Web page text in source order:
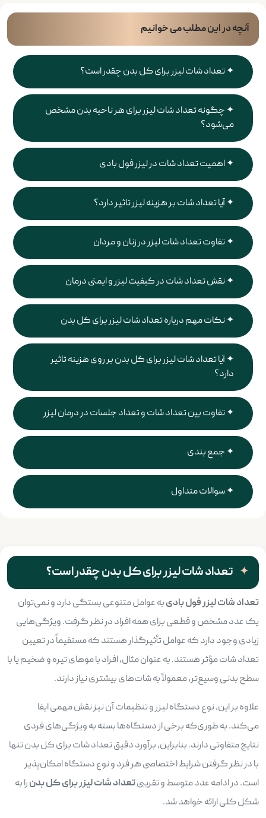
آنچه در این مطلب می خوانیم
تعداد شات لیزر برای کل بدن چقدر است؟
چگونه تعداد شات لیزر برای هر ناحیه بدن مشخص
می‌شود؟
اهمیت تعداد شات در لیزر فول بادی
آیا تعداد شات بر هزینه لیزر تاثیر دارد؟
تفاوت تعداد شات لیزر در زنان و مردان
نقش تعداد شات در کیفیت لیزر و ایمنی درمان
نکات مهم درباره تعداد شات لیزر برای کل بدن
آیا تعداد شات لیزر برای کل بدن بر روی هزینه تاثیر
دارد؟
تفاوت بین تعداد شات و تعداد جلسات در درمان لیزر
جمع بندی
سوالات متداول
تعداد شات لیزر برای کل بدن چقدر است؟
تعداد شات لیزر فول بادیبه عوامل متنوعی بستگی دارد و نمی‌توان
یک عدد مشخص و قطعی برای همه افراد در نظر گرفت. ویژگی‌هایی
زیادی وجود دارد که عوامل تأثیرگذار هستند که مستقیماً در تعیین
تعداد شات مؤثر هستند. به‌ عنوان مثال، افراد با موهای تیره و ضخیم یا با
سطح بدنی وسیع‌تر، معمولاً به شات‌های بیشتری نیاز دارند.
علاوه بر این، نوع دستگاه لیزر و تنظیمات آن نیز نقش مهمی ایفا
می‌کند. به‌ طوری‌که برخی از دستگاه‌ها بسته به ویژگی‌های فردی
نتایج متفاوتی دارند. بنابراین، برآورد دقیق تعداد شات برای کل بدن تنها
با در نظر گرفتن شرایط اختصاصی هر فرد و نوع دستگاه امکان‌پذیر
است. در ادامه عدد متوسط و تقریبیتعداد شات لیزر برای کل بدنرا به
شکل کلی ارائه خواهد شد.